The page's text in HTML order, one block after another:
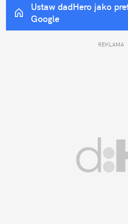
Ustaw dadHero jako
Google
REKLAMA